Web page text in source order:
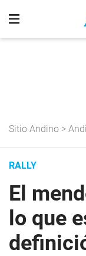
Sitio Andino >
RALLY
El
lo que